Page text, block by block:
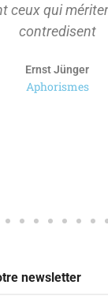
ceux qui
contredisent
Ernst Jünger
Aphorismes
newsletter